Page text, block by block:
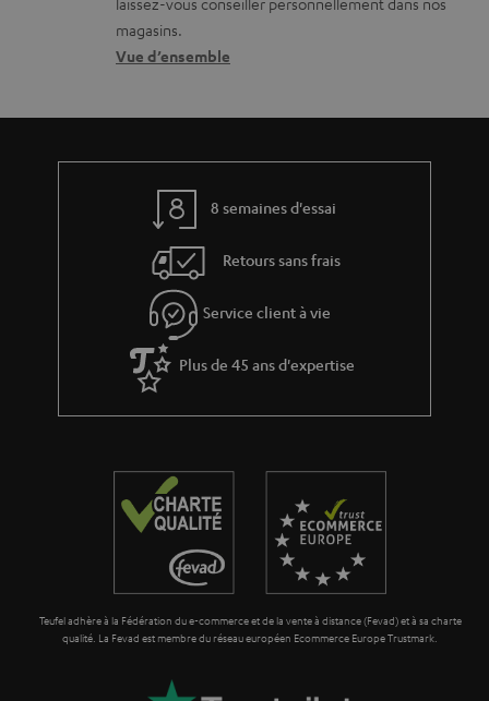
r
g
a
s
r
l
a
a
r
i
o
n
a
magasins.
Vue d’ensemble
8 semaines d'essai
Retours sans frais
Service client à vie
Plus de 45 ans d'expertise
Teufel adhère à la Fédération du e-commerce et de la vente à distance (Fevad) et à sa charte
qualité. La Fevad est membre du réseau européen Ecommerce Europe Trustmark.